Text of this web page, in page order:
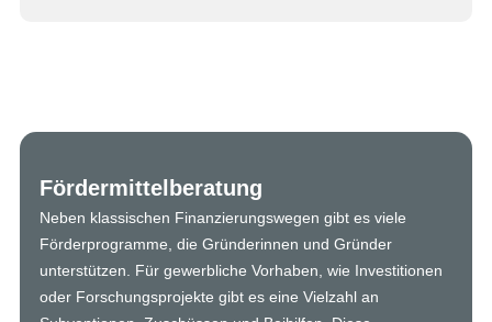
Fördermittelberatung
Neben klassischen Finanzierungswegen gibt es viele
Förderprogramme, die Gründerinnen und Gründer
unterstützen. Für gewerbliche Vorhaben, wie Investitionen
oder Forschungsprojekte gibt es eine Vielzahl an